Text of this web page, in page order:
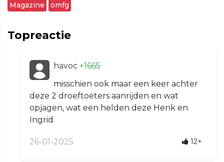
Magazine omfg
Topreactie
havoc +1665
misschien ook maar een keer achter
deze 2 droeftoeters aanrijden en wat
opjagen, wat een helden deze Henk en
Ingrid
26-01-2025 12+